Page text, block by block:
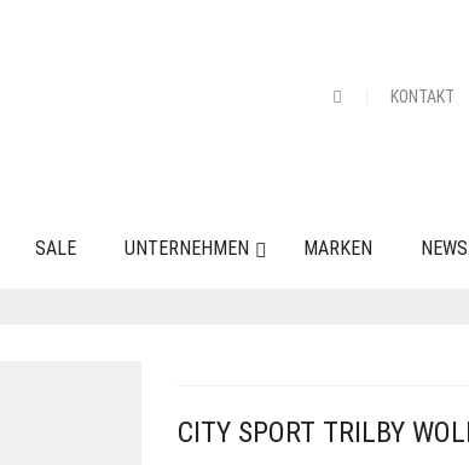
KONTAKT
SALE UNTERNEHMEN MARKEN
CITY SPORT TRILBY